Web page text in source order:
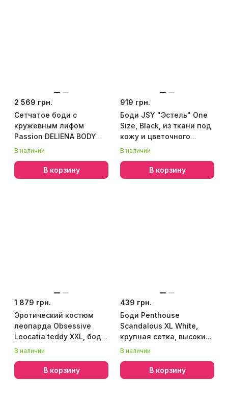
2 569 грн.
Сетчатое боди с
кружевным лифом
Passion DELIENA BODY
S/M black
В наличии
В корзину
919 грн.
Боди JSY "Эстель" One
Size, Black, из ткани под
кожу и цветочного
кружева
В наличии
В корзину
1 879 грн.
Эротический костюм
леопарда Obsessive
Leocatia teddy XXL, боди,
обруч с ушками
В наличии
В корзину
439 грн.
Боди Penthouse
Scandalous XL White,
крупная сетка, высокий
воротник, длинные
В наличии
В корзину